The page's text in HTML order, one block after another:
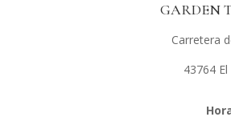
GARDEN
Carretera
43764